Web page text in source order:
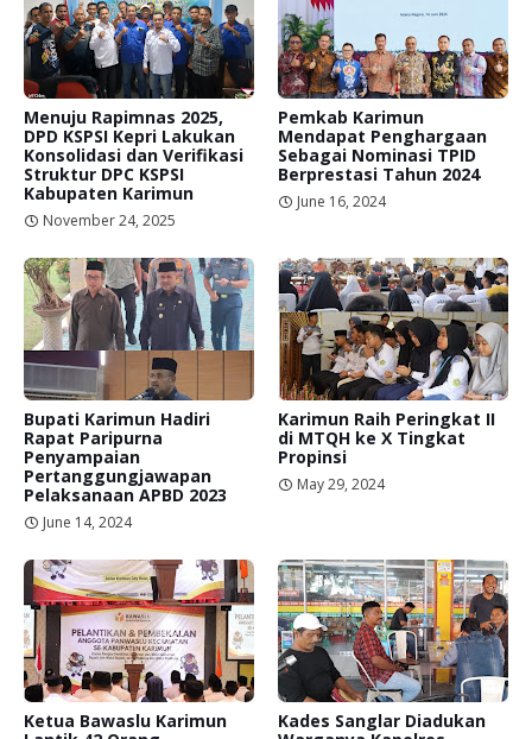
Menuju Rapimnas 2025,
DPD KSPSI Kepri Lakukan
Konsolidasi dan Verifikasi
Struktur DPC KSPSI
Kabupaten Karimun
November 24, 2025
Pemkab Karimun
Mendapat Penghargaan
Sebagai Nominasi TPID
Berprestasi Tahun 2024
June 16, 2024
Bupati Karimun Hadiri
Rapat Paripurna
Penyampaian
Pertanggungjawapan
Pelaksanaan APBD 2023
June 14, 2024
Karimun Raih Peringkat II
di MTQH ke X Tingkat
Propinsi
May 29, 2024
Ketua Bawaslu Karimun
Kades Sanglar Diadukan